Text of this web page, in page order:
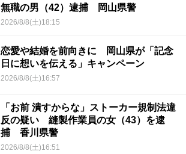
無職の男（42）逮捕 岡山県警
2026/8/8(土)18:15
恋愛や結婚を前向きに 岡山県が「記念
日に想いを伝える」キャンペーン
2026/8/8(土)16:57
「お前 潰すからな」ストーカー規制法違
反の疑い 縫製作業員の女（43）を逮
捕 香川県警
2026/8/8(土)16:51